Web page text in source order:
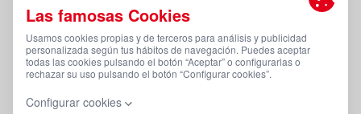
Aviso Legal Y Condiciones De Uso
Política De Privacidad
Compromiso Con La Protección De Datos Personales